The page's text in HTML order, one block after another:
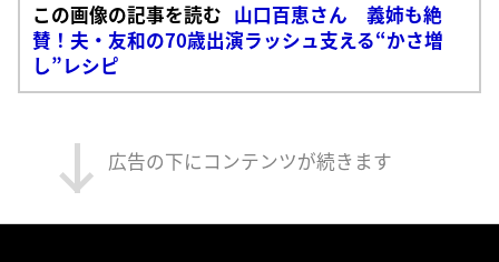
この画像の記事を読む 山口百恵さん 義姉も絶
賛！夫・友和の70歳出演ラッシュ支える“かさ増
し”レシピ
広告の下にコンテンツが続きます